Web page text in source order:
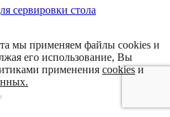
сервировки стола
мы применяем файлы cookies и
его использование, Вы
применения cookiesи